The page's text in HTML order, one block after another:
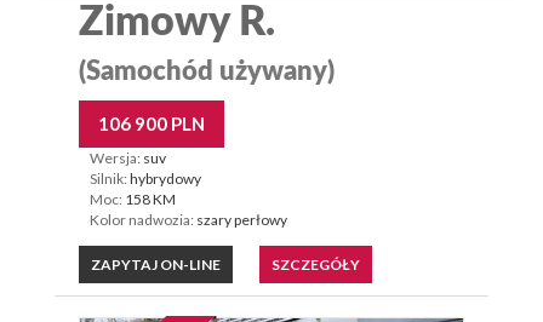
Zimowy R.
(Samochód używany)
106 900 PLN
Wersja: suv
Silnik: hybrydowy
Moc: 158 KM
Kolor nadwozia: szary perłowy
ZAPYTAJ ON-LINE SZCZEGÓŁY